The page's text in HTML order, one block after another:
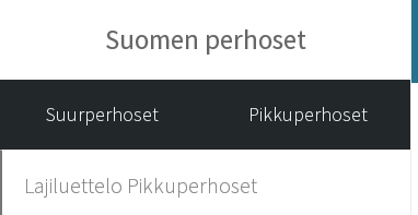
Suomen perhoset
Suurperhoset Pikkuperhoset
Lajiluettelo Pikkuperhoset